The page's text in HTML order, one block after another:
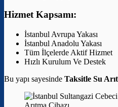
Hizmet Kapsamı:
İstanbul Avrupa Yakası
İstanbul Anadolu Yakası
Tüm İlçelerde Aktif Hizmet
Hızlı Kurulum Ve Destek
Bu yapı sayesinde Taksitle Su